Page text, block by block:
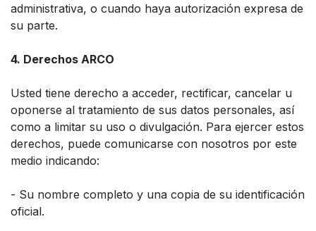
administrativa, o cuando haya autorización expresa de
su parte.
4. Derechos ARCO
Usted tiene derecho a acceder, rectificar, cancelar u
oponerse al tratamiento de sus datos personales, así
como a limitar su uso o divulgación. Para ejercer estos
derechos, puede comunicarse con nosotros por este
medio indicando:
- Su nombre completo y una copia de su identificación
oficial.